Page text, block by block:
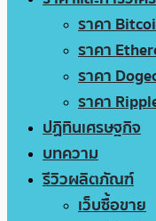
ราคา
ราคา
ราคา
ราคา
ปฏิทินเศรษฐกิจ
บทความ
รีวิวผลิตภัณฑ์
เว็บซื้อขาย